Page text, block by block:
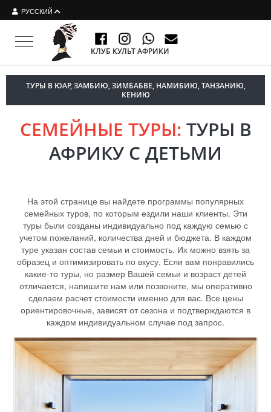
РУССКИЙ
Toggle navigation
КЛУБ КУЛЬТ АФРИКИ
ТУРЫ В ЮАР, ЗАМБИЮ, ЗИМБАБВЕ, НАМИБИЮ, ТАНЗАНИЮ,
КЕНИЮ
СЕМЕЙНЫЕ ТУРЫ: ТУРЫ В
АФРИКУ С ДЕТЬМИ
На этой странице вы найдете программы популярных
семейных туров, по которым ездили наши клиенты. Эти
туры были созданы индивидуально под каждую семью с
учетом пожеланий, количества дней и бюджета. В каждом
туре указан состав семьи и стоимость. Их можно взять за
образец и оптимизировать по вкусу. Если вам понравились
какие-то туры, но размер Вашей семьи и возраст детей
отличается, напишите нам или позвоните, мы оперативно
сделаем расчет стоимости именно для вас. Все цены
ориентировочные, зависят от сезона и подтверждаются в
каждом индивидуальном случае под запрос.